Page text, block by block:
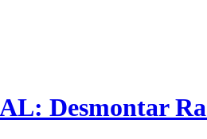
Desmontar